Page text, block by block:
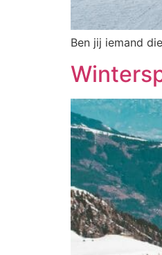
Ben jij iemand